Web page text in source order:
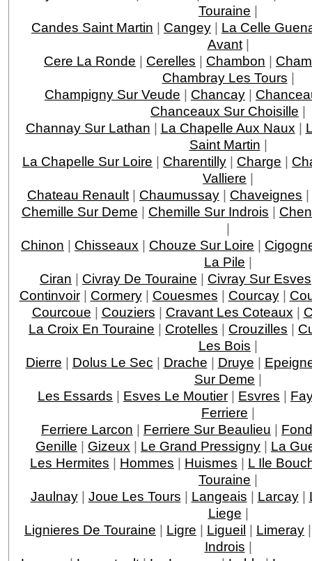
Touraine |
Candes Saint Martin | Cangey | La Celle
Avant|
Cere La Ronde | Cerelles | Chambon |
Chambray Les Tours |
Champigny Sur Veude | Chancay |
Chanceaux Sur Choisille |
Channay Sur Lathan | La Chapelle Aux Naux |
Saint Martin |
La Chapelle Sur Loire | Charentilly | Charge |
Valliere |
Chateau Renault | Chaumussay | Chaveignes |
Chemille Sur Deme | Chemille Sur Indrois |
|
Chinon | Chisseaux | Chouze Sur Loire |
La Pile |
Ciran | Civray De Touraine | Civray Sur Esves
Continvoir| Cormery| Couesmes | Courcay|
Courcoue | Couziers | Cravant Les Coteaux |
La Croix En Touraine | Crotelles | Crouzilles |
Les Bois |
Dierre | Dolus Le Sec | Drache | Druye |
Sur Deme |
Les Essards | Esves Le Moutier | Esvres |
Ferriere |
Ferriere Larcon | Ferriere Sur Beaulieu |
Genille | Gizeux | Le Grand Pressigny | La
Les Hermites | Hommes | Huismes | L Ile
Touraine |
Jaulnay| Joue Les Tours | Langeais | Larcay|
Liege |
Lignieres De Touraine | Ligre | Ligueil | Limeray
Indrois |